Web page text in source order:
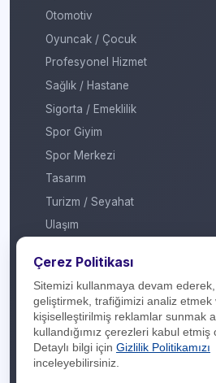
Otomotiv
Oyuncak / Çocuk
Profesyonel Hizmet
Sağlık / Hastane
Sigorta / Emeklilik
Spor Giyim
Spor Merkezi
Tasarım
Turizm / Seyahat
Ulaşım
Yurt Dışı / Duty Free
Hakkımızda
İletişim
Çerez Politikası
Sitemizi kullanmaya devam
geliştirmek, trafiğimizi analiz etmek
kişiselleştirilmiş reklamlar sunmak
kullandığımız çerezleri kabul etmiş
Detaylı bilgi için Gizlilik Politikamızı
inceleyebilirsiniz.